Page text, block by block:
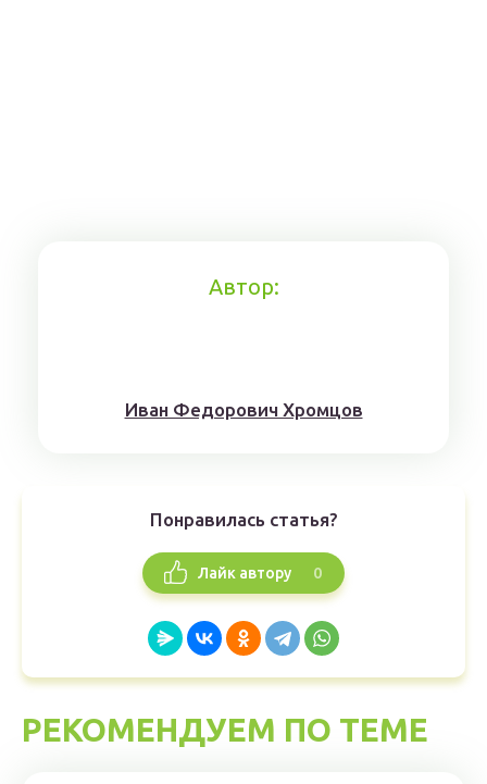
Автор:
Иван Федорович Хромцов
Понравилась статья?
Лайк автору 0
РЕКОМЕНДУЕМ ПО ТЕМЕ